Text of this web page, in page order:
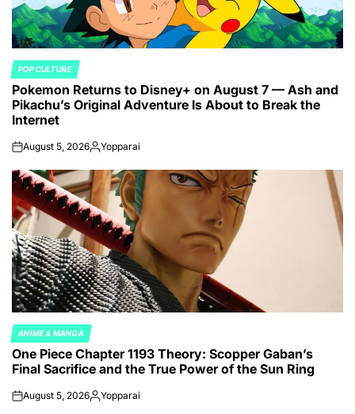
POSTED
IN
POP CULTURE
Pokemon Returns to Disney+ on August 7 — Ash and
Pikachu’s Original Adventure Is About to Break the
Internet
onAugust 5, 2026Posted
Yopparai
POSTED
IN
ANIME & MANGA
One Piece Chapter 1193 Theory: Scopper Gaban’s
Final Sacrifice and the True Power of the Sun Ring
onAugust 5, 2026Posted
Yopparai